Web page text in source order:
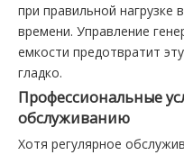
при правильной нагрузке
времени. Управление
емкости предотвратит
гладко.
Профессиональные
обслуживанию
Хотя регулярное